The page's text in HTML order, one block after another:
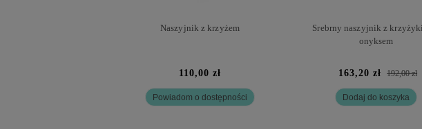
Naszyjnik z krzyżem
110,00 zł
Powiadom o dostępności
Srebrny naszyjnik z
onyksem
163,20 zł 192,00 zł
Dodaj do koszyka